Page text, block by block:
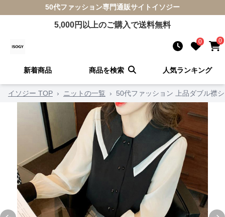
50代ファッション専門通販サイト イソジー
5,000円以上のご購入で送料無料
0 0
新着商品 商品を検索 人気ランキング
イソジー TOP › ニットの一覧 › 50代ファッション 上品ダブル襟